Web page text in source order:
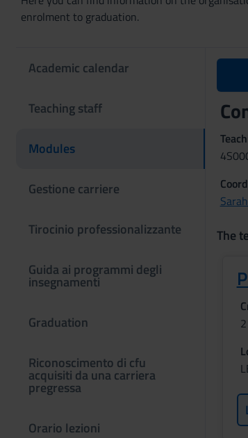
enrolment to graduation.
Academic calendar
Teaching staff
Modules
Gestione carriere
Tirocinio professionalizzante
Guida ai programmi degli
insegnamenti
Graduation
Riconoscimento di cfu
acquisiti da una carriera
pregressa
Orario lezioni
The
2